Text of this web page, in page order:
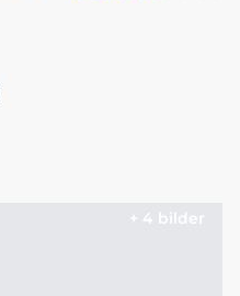
+ 4 bilder